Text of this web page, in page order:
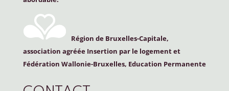
Région de Bruxelles-Capitale,
association agréée Insertion par le logement et
Fédération Wallonie-Bruxelles, Education Permanente